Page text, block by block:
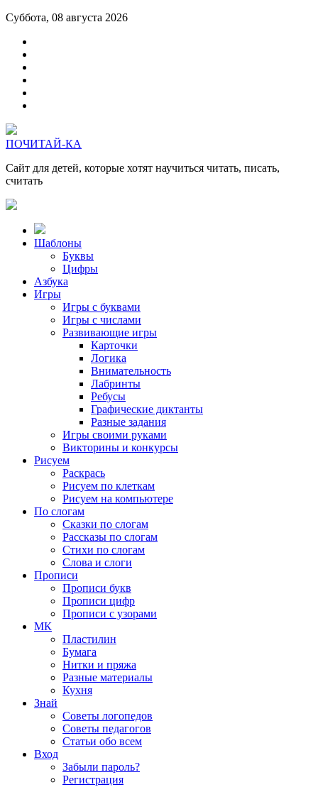
Суббота, 08 августа 2026
ПОЧИТАЙ-КА
Сайт для детей, которые хотят научиться читать, писать,
считать
Шаблоны
Буквы
Цифры
Азбука
Игры
Игры с буквами
Игры с числами
Развивающие игры
Карточки
Логика
Внимательность
Лабринты
Ребусы
Графические диктанты
Разные задания
Игры своими руками
Викторины и конкурсы
Рисуем
Раскрась
Рисуем по клеткам
Рисуем на компьютере
По слогам
Сказки по слогам
Рассказы по слогам
Стихи по слогам
Слова и слоги
Прописи
Прописи букв
Прописи цифр
Прописи с узорами
МК
Пластилин
Бумага
Нитки и пряжа
Разные материалы
Кухня
Знай
Советы логопедов
Советы педагогов
Статьи обо всем
Вход
Забыли пароль?
Регистрация